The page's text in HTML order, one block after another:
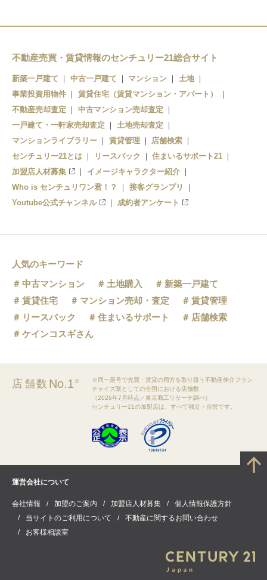
木見
上の町
児島
不動産売買・賃貸情報のセンチュリー21総合サイト
新築一戸建て 中古一戸建て マンション
土地
事業投資用物件
賃貸住宅（賃貸マンション・アパート）
不動産売却査定
中古マンション売却査定
一戸建て・一軒家売却査定
土地売却査定
マンションライブラリー
賃貸管理
店舗検索
センチュリー21とは
リースバック
住まいるサポート21
加盟店人材募集
イメージキャラクター紹介
Who is センチュリワン君！？
接客グランプリ
Youtube公式チャンネル
成約者アンケート
人気のキーワード
中古マンション
土地購入
新築一戸建て
賃貸住宅
マンション売却・査定
賃貸管理
リースバック
住まいるサポート
店舗検索
ケインコスギさん
店舗数 No.1※
※同一屋号で売買・賃貸の両方を取り扱う不動産仲介フラン
チャイズ業としての全国における店舗数
（2026年7月時点／東京商工リサーチ調べ）
センチュリー21の加盟店は、すべて独立・自営です。
運営会社について
会社情報 加盟のご案内 加盟店人材募集
個人情報保護方針
当サイトのご利用について
不動産に関するお問い合わせ
お客様相談室